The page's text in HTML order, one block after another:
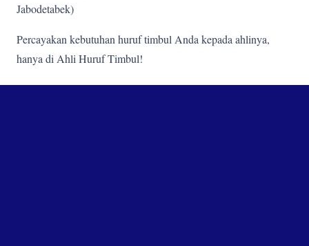
Jabodetabek)
Percayakan kebutuhan huruf timbul Anda kepada ahlinya,
hanya di Ahli Huruf Timbul!